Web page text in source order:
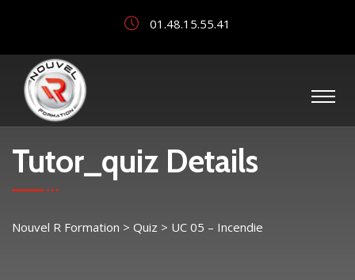
01.48.15.55.41
Tutor_quiz Details
Nouvel R Formation > Quiz > UC 05 – Incendie